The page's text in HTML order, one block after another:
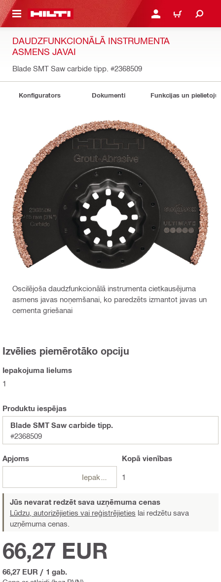
SATURU PIESLĒGTIES VAI
IEPIRKŠANĀS
DAUDZFUNKCIONĀLĀ INSTRUMENTA
ASMENS JAVAI
Blade SMT Saw carbide tipp. #2368509
Konfigurators Dokumenti Funkcijas un
Oscilējoša daudzfunkcionālā instrumenta cietkausējuma
asmens javas noņemšanai, ko paredzēts izmantot javas un
cementa griešanai
Izvēlies piemērotāko opciju
Iepakojuma lielums
1
Produktu iespējas
Blade SMT Saw carbide tipp.
#2368509
Apjoms Kopā vienības
1
Jūs nevarat redzēt sava uzņēmuma cenas
Lūdzu, autorizējieties vai reģistrējieties lai redzētu sava
uzņēmuma cenas.
66,27 EUR
66,27 EUR / 1 gab.